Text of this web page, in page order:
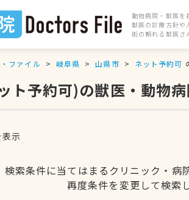
動物病院・獣医を
獣医の診療方針や
街の頼れる獣医
ファイル 岐阜県 山県市 ネット予約可
ト予約可)の獣医・動物
示
検索条件に当てはまるクリニック・病
再度条件を変更して検索